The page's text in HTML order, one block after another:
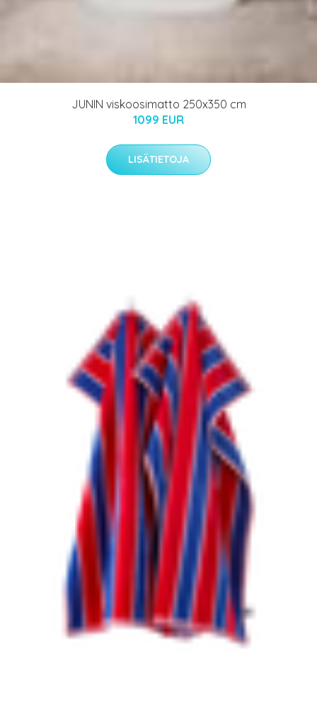
JUNIN viskoosimatto 250x350 cm
1099 EUR
LISÄTIETOJA